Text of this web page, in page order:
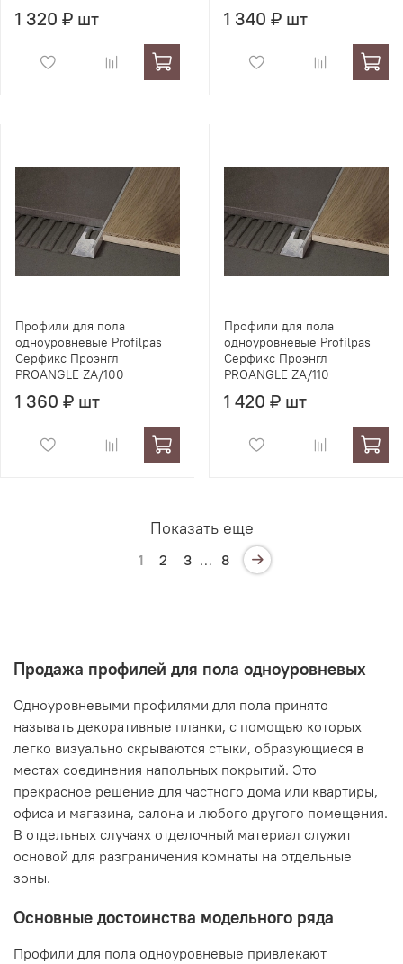
1 320 ₽ шт 1 340 ₽ шт
Профили для пола
одноуровневые Profilpas
Серфикс Проэнгл
PROANGLE ZA/100
1 360 ₽ шт
Профили для пола
одноуровневые Profilpas
Серфикс Проэнгл
PROANGLE ZA/110
1 420 ₽ шт
Показать еще
1 2 3 … 8
Продажа профилей для пола одноуровневых
Одноуровневыми профилями для пола принято
называть декоративные планки, с помощью которых
легко визуально скрываются стыки, образующиеся в
местах соединения напольных покрытий. Это
прекрасное решение для частного дома или квартиры,
офиса и магазина, салона и любого другого помещения.
В отдельных случаях отделочный материал служит
основой для разграничения комнаты на отдельные
зоны.
Основные достоинства модельного ряда
Профили для пола одноуровневые привлекают